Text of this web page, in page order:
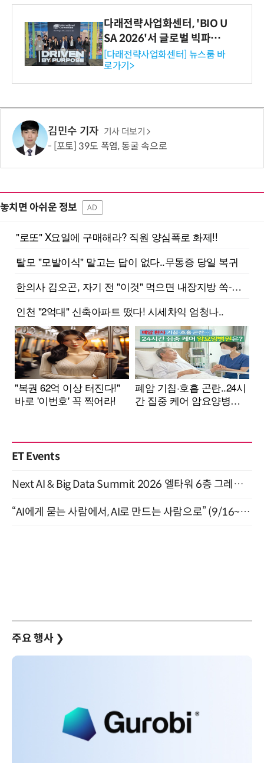
다래전략사업화센터, 'BIO U
SA 2026'서 글로벌 빅파마
와의 비즈니스 미팅 지원…K
-바이오 해외 진출 교두보 확
보
[다래전략사업화센터] 뉴스룸 바
로가기>
김민수 기자 기사 더보기
[포토] 39도 폭염, 동굴 속으로
놓치면 아쉬운 정보 AD
ET Events
Next AI & Big Data Summit 2026 엘타워 6층 그레이스홀 개최 (9/18)
“AI에게 묻는 사람에서, AI로 만드는 사람으로” (9/16~17)
주요 행사 ❯